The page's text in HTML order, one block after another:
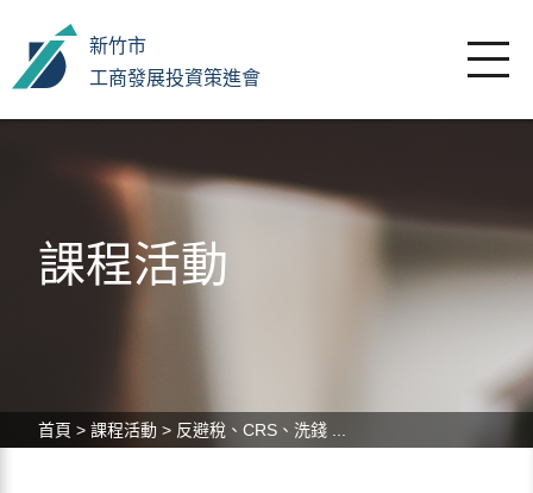
新竹市
工商發展投資策進會
課程活動
首頁 > 課程活動 > 反避稅、CRS、洗錢 ...